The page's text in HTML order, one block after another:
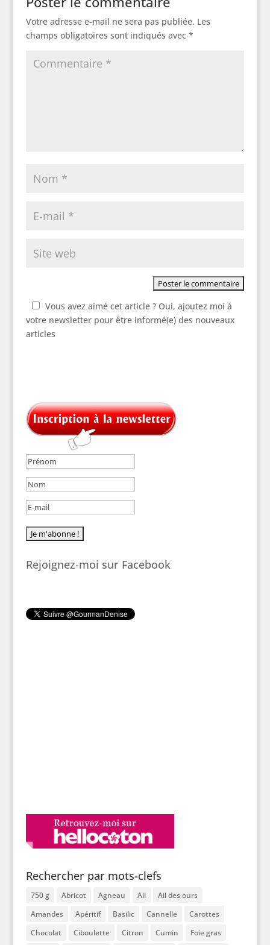
Votre adresse e-mail ne sera pas publiée. Les
champs obligatoires sont indiqués avec *
Vous avez aimé cet article ? Oui, ajoutez moi à
votre newsletter pour être informé(e) des nouveaux
articles
Rejoignez-moi sur Facebook
Rechercher par mots-clefs
750 g Abricot Agneau Ail
Ail des ours
Amandes
Apéritif Basilic Cannelle
Carottes
Chocolat
Ciboulette Citron Cumin Foie gras